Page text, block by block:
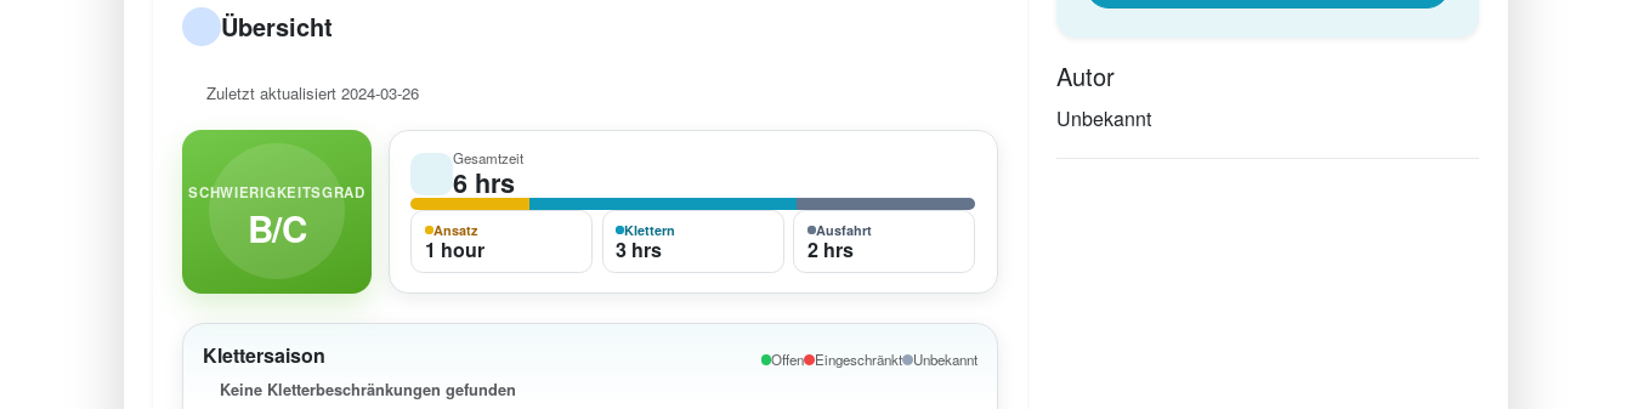
Übersicht
Zuletzt aktualisiert 2024-03-26
SCHWIERIGKEITSGRAD
B/C
Gesamtzeit
6 hrs
Ansatz
1 hour
Klettern
3 hrs
Ausfahrt
2 hrs
Klettersaison
Keine Kletterbeschränkungen gefunden
Offen Eingeschränkt Unbekannt
Autor
Unbekannt